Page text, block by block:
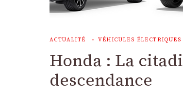
ACTUALITÉ VÉHICULES
Honda : La
descendance